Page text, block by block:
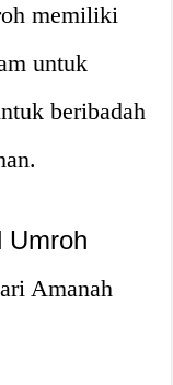
memiliki
untuk
beribadah
Umroh
Amanah